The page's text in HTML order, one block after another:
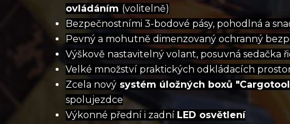
ovládáním (volitelně)
Bezpečnostními 3-bodové pásy, pohodlná a
Pevný a mohutně dimenzovaný ochranný
Výškově nastavitelný volant, posuvná sedačka
Velké množství praktických odkládacích
Zcela nový systém úložných boxů
spolujezdce
Výkonné přední i zadní LED osvětlení